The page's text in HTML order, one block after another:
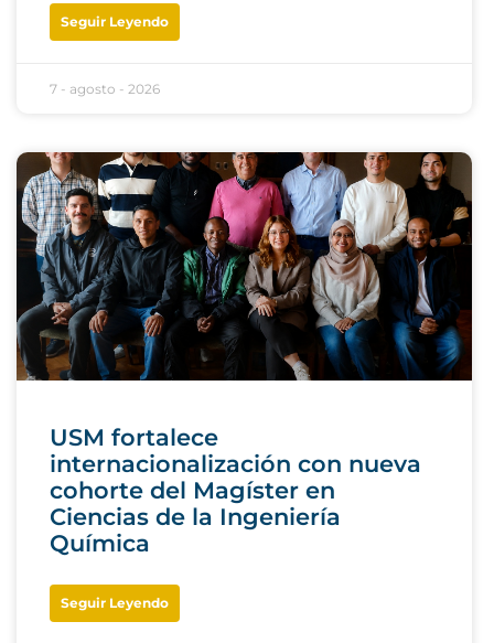
Seguir Leyendo
7 - agosto - 2026
USM fortalece
internacionalización con nueva
cohorte del Magíster en
Ciencias de la Ingeniería
Química
Seguir Leyendo